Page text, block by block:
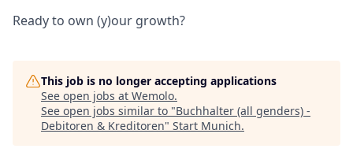
Ready to own (y)our growth?
This job is no longer accepting applications
See open jobs at Wemolo.
See open jobs similar to "Buchhalter (all genders) -
Debitoren & Kreditoren" Start Munich.